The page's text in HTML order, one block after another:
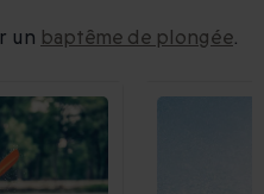
un baptême de plongée.